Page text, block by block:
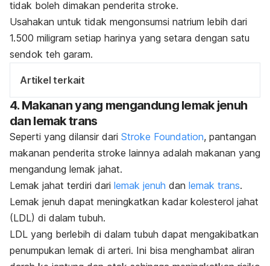
tidak boleh dimakan penderita stroke.
Usahakan untuk tidak mengonsumsi natrium lebih dari
1.500 miligram setiap harinya yang setara dengan satu
sendok teh garam.
Artikel terkait
4. Makanan yang mengandung lemak jenuh
dan lemak trans
Seperti yang dilansir dari Stroke Foundation, pantangan
makanan penderita stroke lainnya adalah makanan yang
mengandung lemak jahat.
Lemak jahat terdiri dari lemak jenuh dan lemak trans.
Lemak jenuh dapat meningkatkan kadar kolesterol jahat
(LDL) di dalam tubuh.
LDL yang berlebih di dalam tubuh dapat mengakibatkan
penumpukan lemak di arteri. Ini bisa menghambat aliran